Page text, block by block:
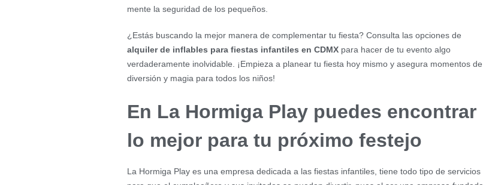
mente la seguridad de los pequeños.
¿Estás buscando la mejor manera de complementar tu fiesta? Consulta las opciones de
alquiler de inflables para fiestas infantiles en CDMXpara hacer de tu evento algo
verdaderamente inolvidable. ¡Empieza a planear tu fiesta hoy mismo y asegura momentos de
diversión y magia para todos los niños!
En La Hormiga Play puedes encontrar
lo mejor para tu próximo festejo
La Hormiga Play es una empresa dedicada a las fiestas infantiles, tiene todo tipo de servicios